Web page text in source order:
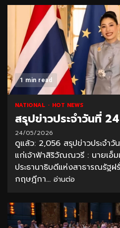
1 min read
NATIONAL HOT NEWS
สรุปข่าวประจำวันที่
24/05/2026
ดูแล้ว: 2,056 สรุปข่าวประจำวั
แก่เจ้าฟ้าสิริวัณณวรี : นายเอ็
ประธานาธิบดีแห่งสาธารณรัฐฝ
กฤษฎีกา... อ่านต่อ